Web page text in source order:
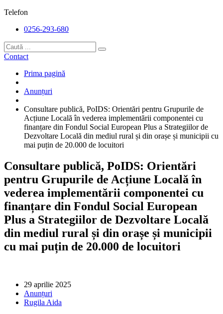
Telefon
0256-293-680
Contact
Prima pagină
Anunțuri
Consultare publică, PoIDS: Orientări pentru Grupurile de
Acțiune Locală în vederea implementării componentei cu
finanțare din Fondul Social European Plus a Strategiilor de
Dezvoltare Locală din mediul rural și din orașe și municipii cu
mai puțin de 20.000 de locuitori
Consultare publică, PoIDS: Orientări
pentru Grupurile de Acțiune Locală în
vederea implementării componentei cu
finanțare din Fondul Social European
Plus a Strategiilor de Dezvoltare Locală
din mediul rural și din orașe și municipii
cu mai puțin de 20.000 de locuitori
29 aprilie 2025
Anunțuri
Rugila Aida